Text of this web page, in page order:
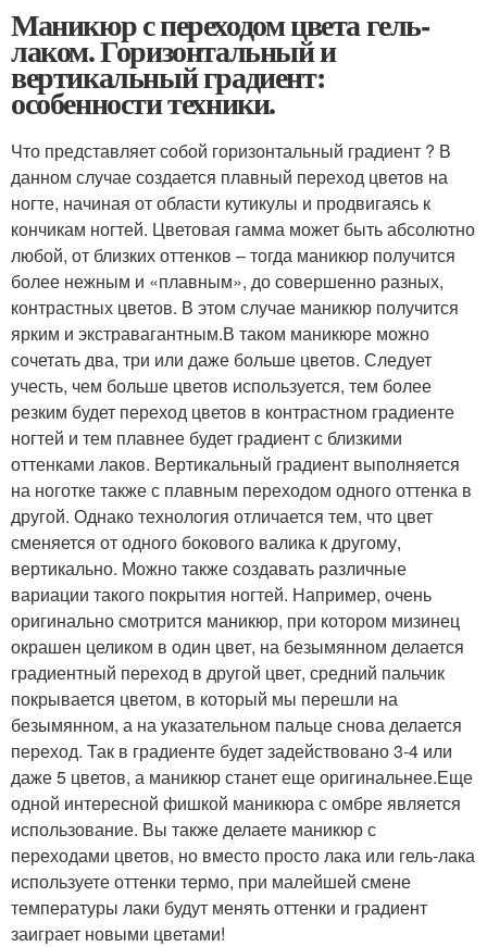
Маникюр с переходом цвета гель-
лаком. Горизонтальный и
вертикальный градиент:
особенности техники.
Что представляет собой горизонтальный градиент ? В
данном случае создается плавный переход цветов на
ногте, начиная от области кутикулы и продвигаясь к
кончикам ногтей. Цветовая гамма может быть абсолютно
любой, от близких оттенков – тогда маникюр получится
более нежным и «плавным», до совершенно разных,
контрастных цветов. В этом случае маникюр получится
ярким и экстравагантным.В таком маникюре можно
сочетать два, три или даже больше цветов. Следует
учесть, чем больше цветов используется, тем более
резким будет переход цветов в контрастном градиенте
ногтей и тем плавнее будет градиент с близкими
оттенками лаков. Вертикальный градиент выполняется
на ноготке также с плавным переходом одного оттенка в
другой. Однако технология отличается тем, что цвет
сменяется от одного бокового валика к другому,
вертикально. Можно также создавать различные
вариации такого покрытия ногтей. Например, очень
оригинально смотрится маникюр, при котором мизинец
окрашен целиком в один цвет, на безымянном делается
градиентный переход в другой цвет, средний пальчик
покрывается цветом, в который мы перешли на
безымянном, а на указательном пальце снова делается
переход. Так в градиенте будет задействовано 3-4 или
даже 5 цветов, а маникюр станет еще оригинальнее.Еще
одной интересной фишкой маникюра с омбре является
использование. Вы также делаете маникюр с
переходами цветов, но вместо просто лака или гель-лака
используете оттенки термо, при малейшей смене
температуры лаки будут менять оттенки и градиент
заиграет новыми цветами!